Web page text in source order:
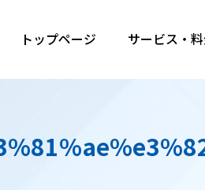
トップページ サービス・